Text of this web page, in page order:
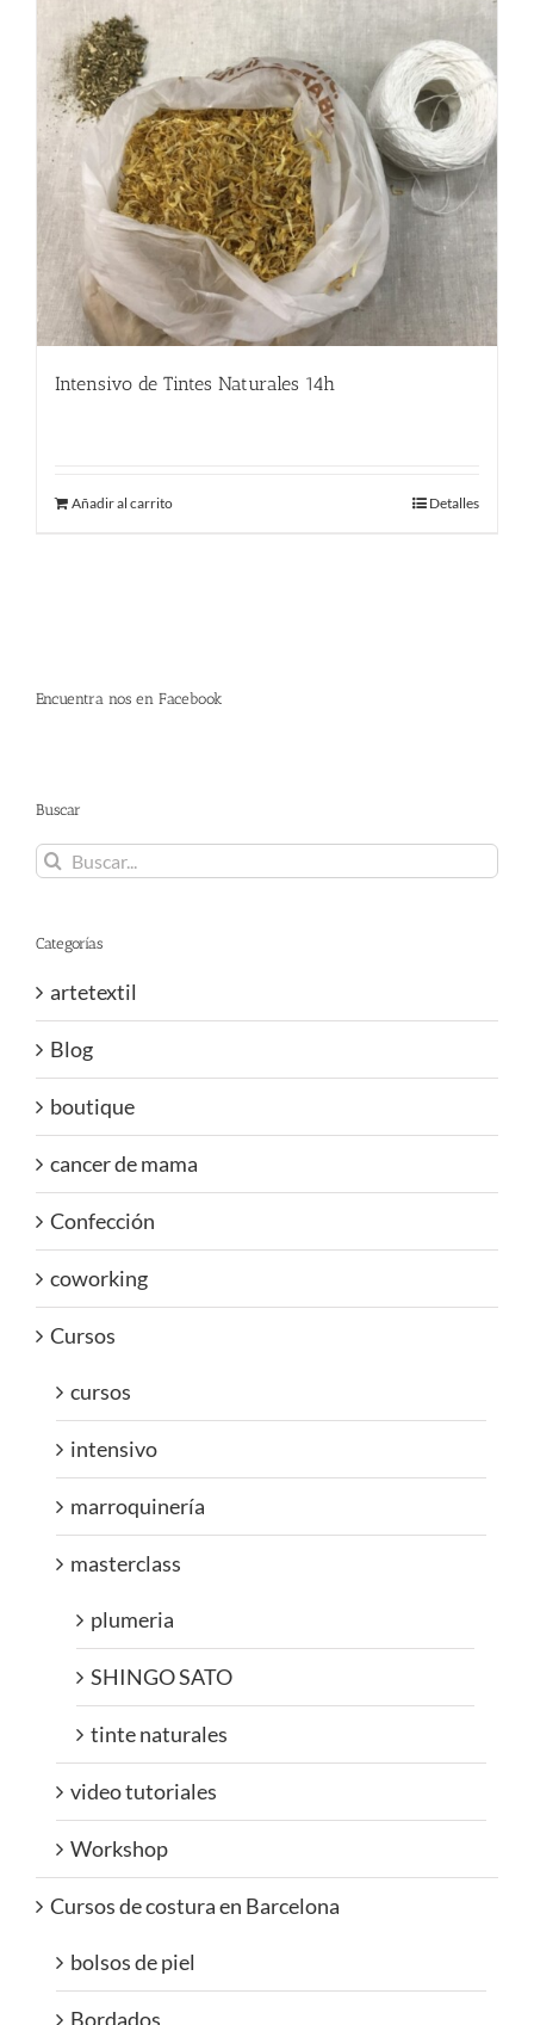
Intensivo de Tintes Naturales 14h
Añadir al carrito Detalles
Encuentra nos en Facebook
Buscar
Buscar:
Categorías
artetextil
Blog
boutique
cancer de mama
Confección
coworking
Cursos
cursos
intensivo
marroquinería
masterclass
plumeria
SHINGO SATO
tinte naturales
video tutoriales
Workshop
Cursos de costura en Barcelona
bolsos de piel
Bordados